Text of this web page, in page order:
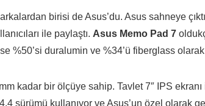
birisi de Asus’du. Asus sahneye
ile paylaştı. Asus Memo Pad 7
%50’si duralumin ve %34’ü fiberglass olarak
kadar bir ölçüye sahip. Tavlet 7″ IPS
sürümü kullanıyor ve Asus’un özel olarak